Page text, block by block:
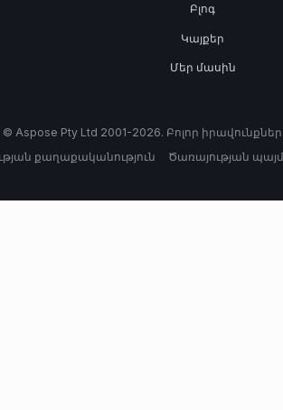
Բլոգ
Կայքեր
Մեր մասին
© Aspose Pty Ltd 2001-2026. Բոլոր
քաղաքականություն
Ծառայության